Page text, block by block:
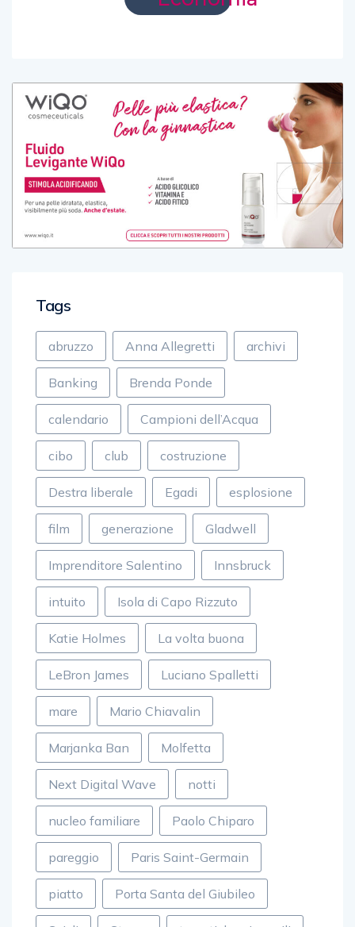
Tags
abruzzo Anna Allegretti archivi
Banking Brenda Ponde
calendario Campioni dell’Acqua
cibo club costruzione
Destra liberale Egadi esplosione
film generazione Gladwell
Imprenditore Salentino Innsbruck
intuito Isola di Capo Rizzuto
Katie Holmes La volta buona
LeBron James Luciano Spalletti
mare Mario Chiavalin
Marjanka Ban Molfetta
Next Digital Wave notti
nucleo familiare Paolo Chiparo
pareggio Paris Saint-Germain
piatto Porta Santa del Giubileo